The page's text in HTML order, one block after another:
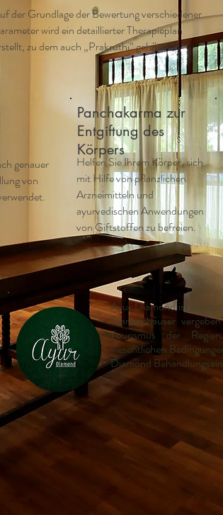
der Grundlage der Bewertung verschiedener
wird ein detaillierter Therapieplan
zu dem auch „Prakruthi“ gehört.
genauer
von
Panchakarma zur
Entgiftung des
Körpers
Helfen Sie Ihrem Körper, sich
mit Hilfe von pflanzlichen
Arzneimitteln und
ayurvedischen Anwendungen
von Giftstoffen zu befreien.
Ayur Diamond ist die
Krankenhäuser
Tourismus der
wesentlichen
Diamond